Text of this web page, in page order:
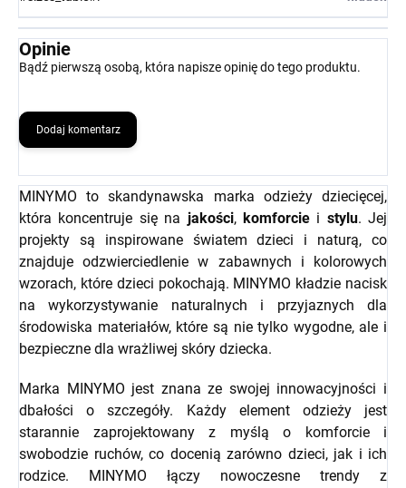
Opinie
Bądź pierwszą osobą, która napisze opinię do tego produktu.
Dodaj komentarz
MINYMO to skandynawska marka odzieży dziecięcej,
która koncentruje się na jakości, komforciei stylu. Jej
projekty są inspirowane światem dzieci i naturą, co
znajduje odzwierciedlenie w zabawnych i kolorowych
wzorach, które dzieci pokochają. MINYMO kładzie nacisk
na wykorzystywanie naturalnych i przyjaznych dla
środowiska materiałów, które są nie tylko wygodne, ale i
bezpieczne dla wrażliwej skóry dziecka.
Marka MINYMO jest znana ze swojej innowacyjności i
dbałości o szczegóły. Każdy element odzieży jest
starannie zaprojektowany z myślą o komforcie i
swobodzie ruchów, co docenią zarówno dzieci, jak i ich
rodzice. MINYMO łączy nowoczesne trendy z